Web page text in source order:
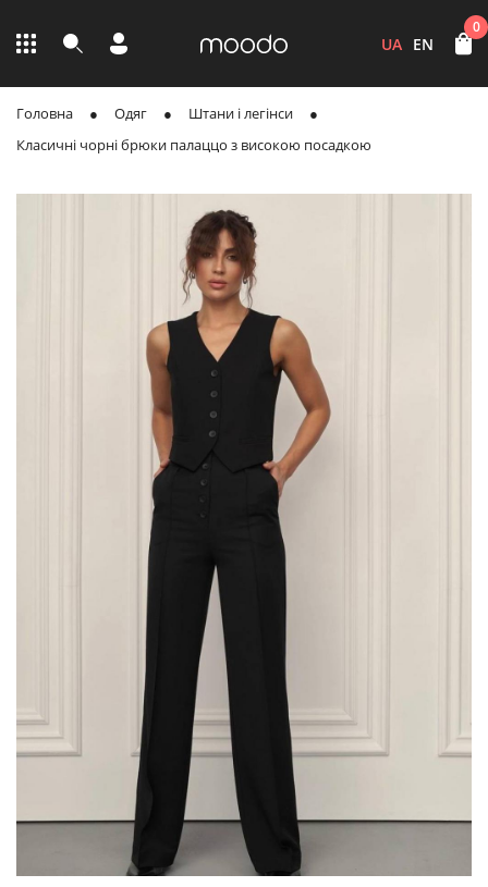
UA EN
0
Головна Одяг
Штани і легінси
Класичні чорні брюки палаццо з високою посадкою